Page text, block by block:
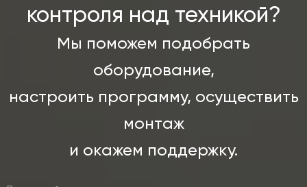
контроля над техникой?
Мы поможем подобрать
оборудование,
настроить программу, осуществить
монтаж
и окажем поддержку.